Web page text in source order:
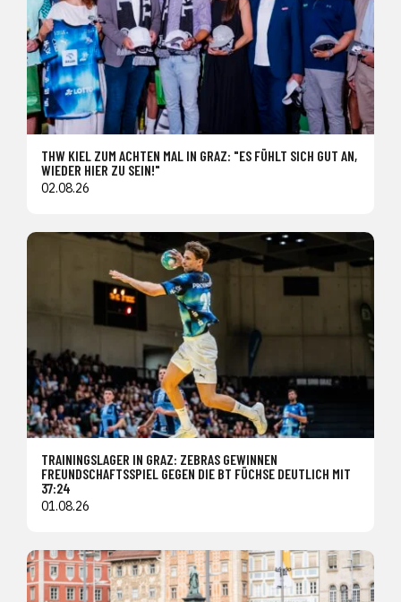
THW KIEL ZUM ACHTEN MAL IN GRAZ: "ES FÜHLT SICH GUT AN,
WIEDER HIER ZU SEIN!"
02.08.26
TRAININGSLAGER IN GRAZ: ZEBRAS GEWINNEN
FREUNDSCHAFTSSPIEL GEGEN DIE BT FÜCHSE DEUTLICH MIT
37:24
01.08.26